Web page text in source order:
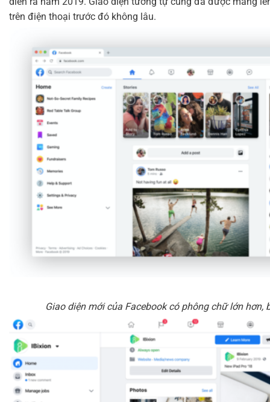
trên điện thoại trước đó không lâu.
Giao diện mới của Facebook có phông chữ lớn hơn,